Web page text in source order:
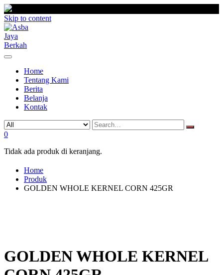
Skip to content
Home
Tentang Kami
Berita
Belanja
Kontak
0
Tidak ada produk di keranjang.
Home
Produk
GOLDEN WHOLE KERNEL CORN 425GR
GOLDEN WHOLE KERNEL